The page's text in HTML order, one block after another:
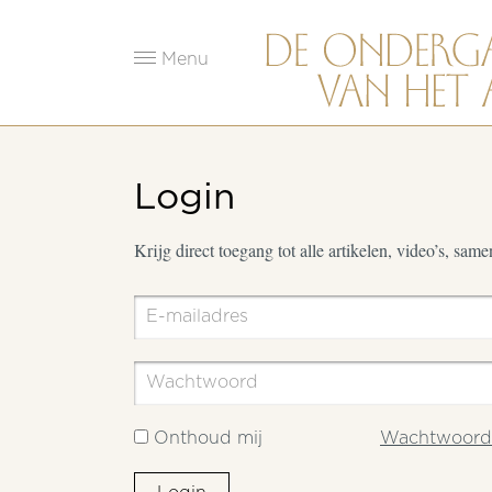
Menu
Login
Krijg direct toegang tot alle artikelen, video’s,
Onthoud mij